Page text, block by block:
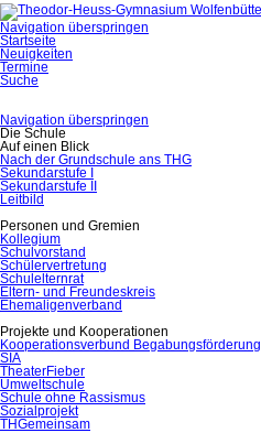
Navigation überspringen
Startseite
Neuigkeiten
Termine
Suche
Navigation überspringen
Die Schule
Auf einen Blick
Nach der Grundschule ans THG
Sekundarstufe I
Sekundarstufe II
Leitbild
Personen und Gremien
Kollegium
Schulvorstand
Schülervertretung
Schulelternrat
Eltern- und Freundeskreis
Ehemaligenverband
Projekte und Kooperationen
Kooperationsverbund Begabungsförderung
SIA
TheaterFieber
Umweltschule
Schule ohne Rassismus
Sozialprojekt
THGemeinsam